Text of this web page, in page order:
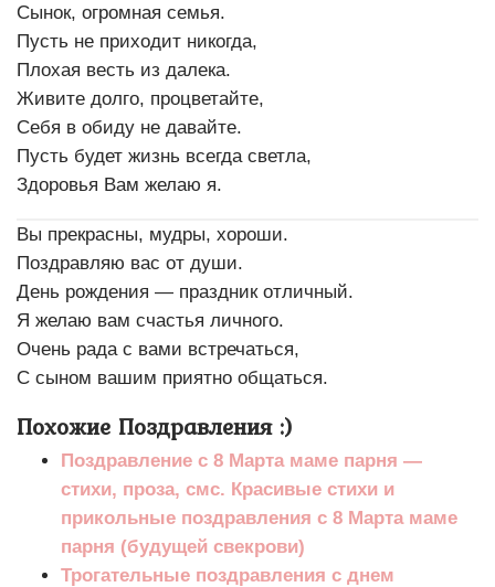
Сынок, огромная семья.
Пусть не приходит никогда,
Плохая весть из далека.
Живите долго, процветайте,
Себя в обиду не давайте.
Пусть будет жизнь всегда светла,
Здоровья Вам желаю я.
Вы прекрасны, мудры, хороши.
Поздравляю вас от души.
День рождения — праздник отличный.
Я желаю вам счастья личного.
Очень рада с вами встречаться,
С сыном вашим приятно общаться.
Похожие Поздравления :)
Поздравление с 8 Марта маме парня —
стихи, проза, смс. Красивые стихи и
прикольные поздравления с 8 Марта маме
парня (будущей свекрови)
Трогательные поздравления с днем